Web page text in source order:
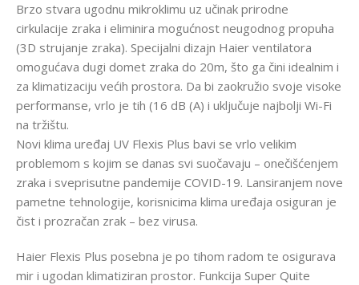
Brzo stvara ugodnu mikroklimu uz učinak prirodne
cirkulacije zraka i eliminira mogućnost neugodnog propuha
(3D strujanje zraka). Specijalni dizajn Haier ventilatora
omogućava dugi domet zraka do 20m, što ga čini idealnim i
za klimatizaciju većih prostora. Da bi zaokružio svoje visoke
performanse, vrlo je tih (16 dB (A) i uključuje najbolji Wi-Fi
na tržištu.
Novi klima uređaj UV Flexis Plus bavi se vrlo velikim
problemom s kojim se danas svi suočavaju – onečišćenjem
zraka i sveprisutne pandemije COVID-19. Lansiranjem nove
pametne tehnologije, korisnicima klima uređaja osiguran je
čist i prozračan zrak – bez virusa.
Haier Flexis Plus posebna je po tihom radom te osigurava
mir i ugodan klimatiziran prostor. Funkcija Super Quite